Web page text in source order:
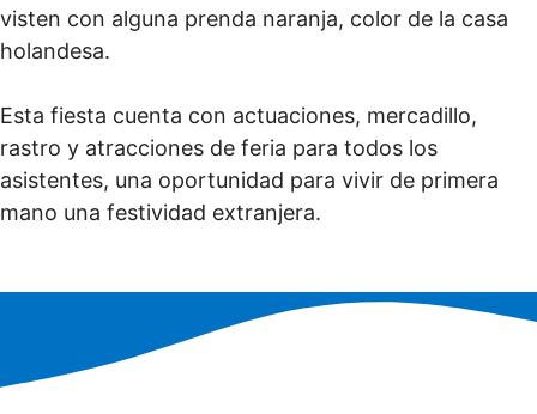
visten con alguna prenda naranja, color de la casa
holandesa.
Esta fiesta cuenta con actuaciones, mercadillo,
rastro y atracciones de feria para todos los
asistentes, una oportunidad para vivir de primera
mano una festividad extranjera.